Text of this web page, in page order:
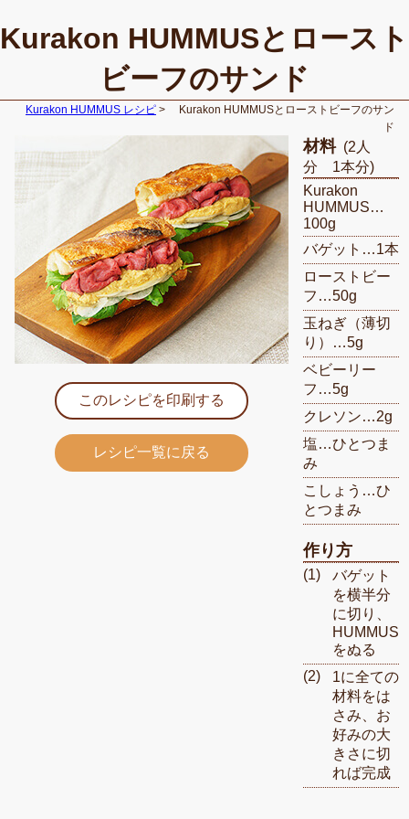
Kurakon HUMMUSとロースト
ビーフのサンド
Kurakon HUMMUS レシピ
Kurakon HUMMUSとローストビーフのサン
ド
このレシピを印刷する
レシピ一覧に戻る
材料 (2人
分 1本分)
Kurakon
HUMMUS…
100g
バゲット…1本
ローストビー
フ…50g
玉ねぎ（薄切
り）…5g
ベビーリー
フ…5g
クレソン…2g
塩…ひとつま
み
こしょう…ひ
とつまみ
作り方
バゲット
を横半分
に切り、
HUMMUS
をぬる
1に全ての
材料をは
さみ、お
好みの大
きさに切
れば完成